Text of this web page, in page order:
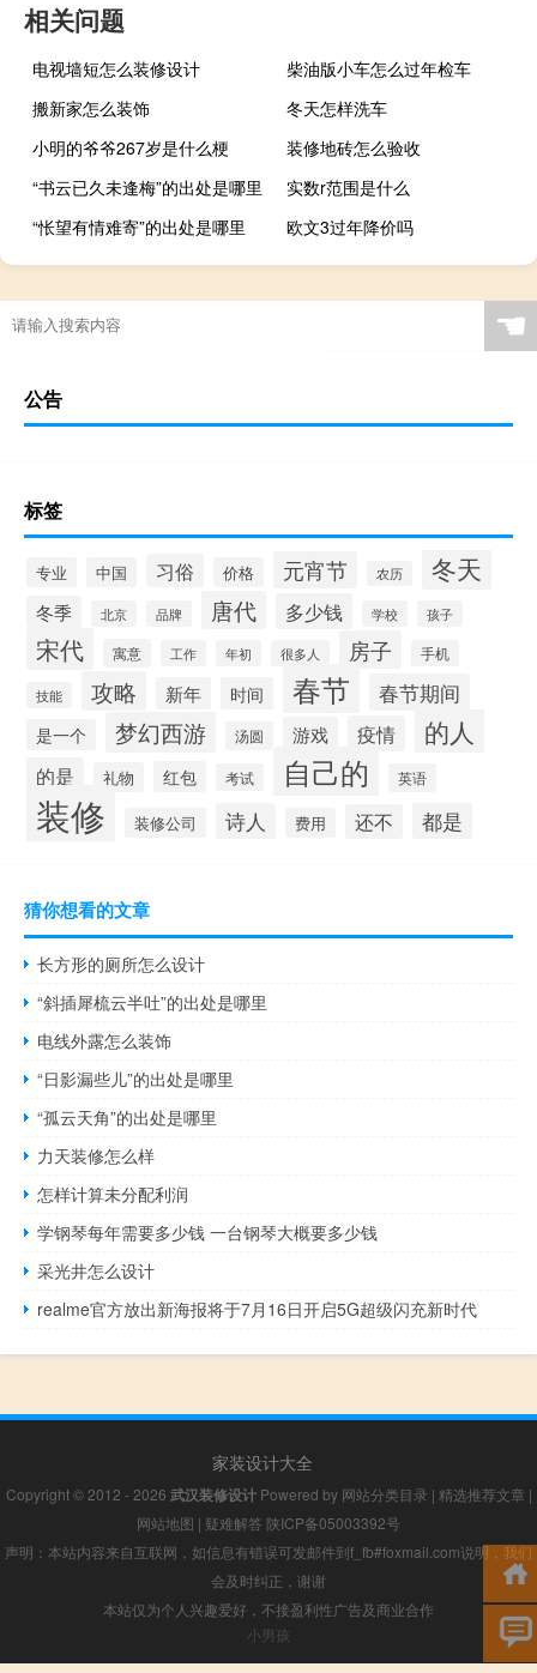
相关问题
电视墙短怎么装修设计
柴油版小车怎么过年检车
搬新家怎么装饰
冬天怎样洗车
小明的爷爷267岁是什么梗
装修地砖怎么验收
“书云已久未逢梅”的出处是哪里
实数r范围是什么
“怅望有情难寄”的出处是哪里
欧文3过年降价吗
☚
公告
标签
专业 中国 习俗 价格 元宵节 农历 冬天
冬季 北京 品牌 唐代 多少钱 学校 孩子
宋代 寓意 工作 年初 很多人 房子 手机
技能 攻略 新年 时间 春节 春节期间
是一个 梦幻西游 汤圆 游戏 疫情 的人
的是 礼物 红包 考试 自己的 英语
装修 装修公司 诗人 费用 还不 都是
猜你想看的文章
长方形的厕所怎么设计
“斜插犀梳云半吐”的出处是哪里
电线外露怎么装饰
“日影漏些儿”的出处是哪里
“孤云天角”的出处是哪里
力天装修怎么样
怎样计算未分配利润
学钢琴每年需要多少钱 一台钢琴大概要多少钱
采光井怎么设计
realme官方放出新海报将于7月16日开启5G超级闪充新时代
家装设计大全
Copyright © 2012 - 2026 武汉装修设计Powered by 网站分类目录 | 精选推荐文章 |
网站地图 | 疑难解答 陕ICP备05003392号
声明：本站内容来自互联网，如信息有错误可发邮件到f_fb#foxmail.com说明，我们
会及时纠正，谢谢
本站仅为个人兴趣爱好，不接盈利性广告及商业合作
小男孩